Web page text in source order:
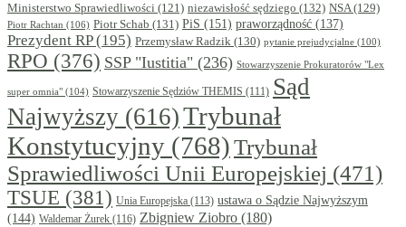
Ministerstwo Sprawiedliwości (121) niezawisłość sędziego (132) NSA(129)
Piotr Rachtan (106) Piotr Schab (131) PiS (151) praworządność (137)
Prezydent RP(195) Przemysław Radzik (130) pytanie prejudycjalne (100)
RPO (376) SSP "Iustitia" (236) Stowarzyszenie Prokuratorów "Lex
super omnia" (104) Stowarzyszenie Sędziów THEMIS (111) Sąd
Najwyższy (616)Trybunał
Konstytucyjny (768)Trybunał
Sprawiedliwości Unii Europejskiej (471)
TSUE (381) Unia Europejska (113) ustawa o Sądzie Najwyższym
(144) Waldemar Żurek (116) Zbigniew Ziobro (180)